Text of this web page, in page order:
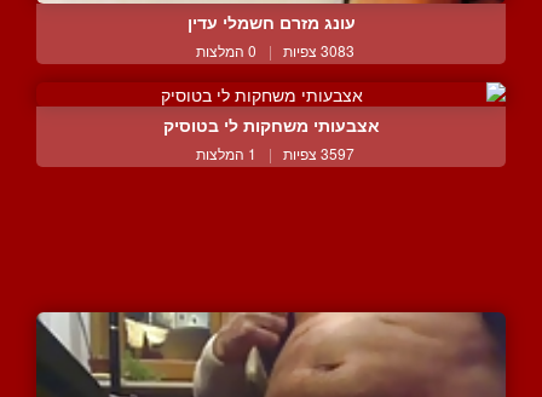
עונג מזרם חשמלי עדין
3083 צפיות | 0 המלצות
אצבעותי משחקות לי בטוסיק
3597 צפיות | 1 המלצות